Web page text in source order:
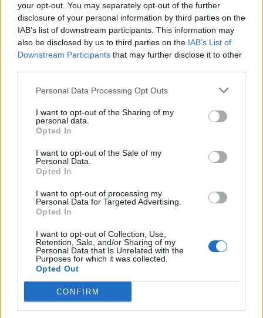
your opt-out. You may separately opt-out of the further
disclosure of your personal information by third parties on the
IAB’s list of downstream participants. This information may
also be disclosed by us to third parties on the IAB’s List of
Downstream Participants that may further disclose it to other
Personal Data Processing Opt Outs
I want to opt-out of the Sharing of my
personal data.
Opted In
I want to opt-out of the Sale of my
Personal Data.
Opted In
I want to opt-out of processing my
Personal Data for Targeted Advertising.
Opted In
I want to opt-out of Collection, Use,
Retention, Sale, and/or Sharing of my
Personal Data that Is Unrelated with the
Purposes for which it was collected.
Opted Out
CONFIRM
Οι ερευνητές τόνισαν ότι χρειάζεται περαιτέρω
έρευνα του ζητήματος, προτού γίνουν οι όποιες
συστάσεις σχετικά με την κατανάλωση των
γαλακτοκομικών.
Facebook
Twitter
Tags:ΑΔΥΝΑΤΙΣΜΑ,ΓΑΛΑ,ΓΑΛΑΚΤΟΚΟΜΙΚΑ,
ΔΙΑΙΤΑ
ΛΙΠΑΡΑ ,ΠΑΡΚΙΝΣΟΝ